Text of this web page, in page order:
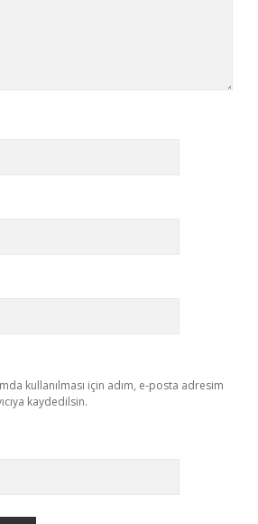
kullanılması için adım, e-posta adresim
kaydedilsin.